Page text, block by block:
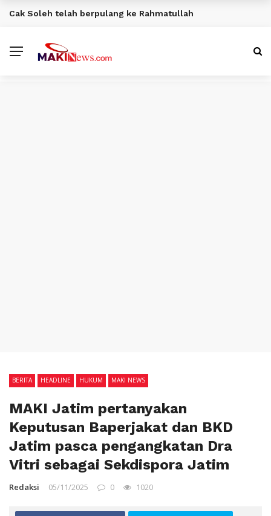
BERITA TERKINI
Cak Soleh telah berpulang ke Rahmatullah
BERITA HEADLINE HUKUM MAKI NEWS
MAKI Jatim pertanyakan
Keputusan Baperjakat dan BKD
Jatim pasca pengangkatan Dra
Vitri sebagai Sekdispora Jatim
Redaksi 05/11/2025 0 1020